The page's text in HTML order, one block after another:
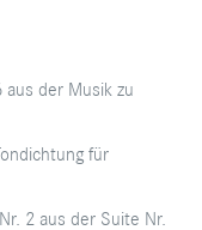
aus der Musik zu
für
2 aus der Suite Nr.